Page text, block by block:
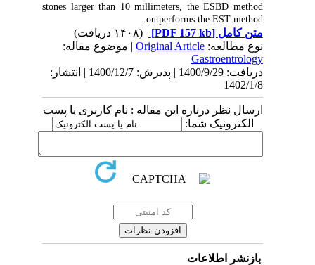
stones larger than 10 millimeters, the ESBD method
outperforms the EST method.
متن کامل[PDF 157 kb]
نوع مطالعه:Original Article| موضوع مقاله:
Gastroentrology
دریافت: 1400/9/29 | پذیرش: 1400/12/7 | انتشار:
1402/1/8
ارسال نظر درباره این مقاله : نام کاربری یا پست
الکترونیک شما:
بازنشر اطلاعات